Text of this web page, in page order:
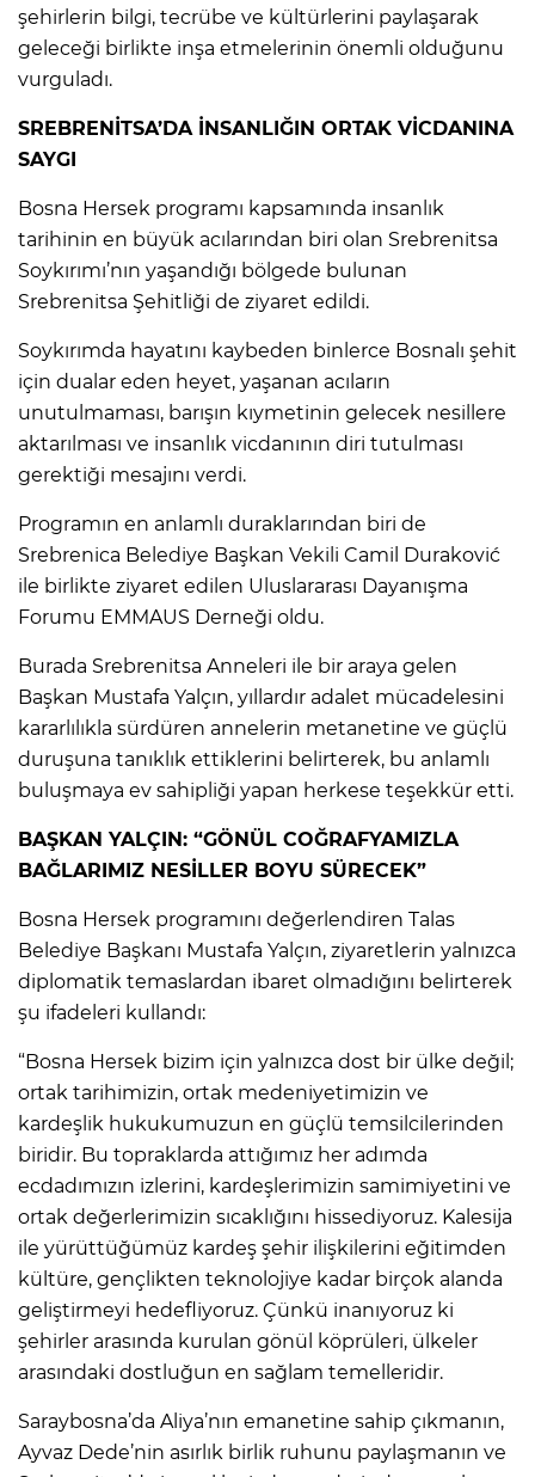
şehirlerin bilgi, tecrübe ve kültürlerini paylaşarak
geleceği birlikte inşa etmelerinin önemli olduğunu
vurguladı.
SREBRENİTSA’DA İNSANLIĞIN ORTAK VİCDANINA
SAYGI
Bosna Hersek programı kapsamında insanlık
tarihinin en büyük acılarından biri olan Srebrenitsa
Soykırımı’nın yaşandığı bölgede bulunan
Srebrenitsa Şehitliği de ziyaret edildi.
Soykırımda hayatını kaybeden binlerce Bosnalı şehit
için dualar eden heyet, yaşanan acıların
unutulmaması, barışın kıymetinin gelecek nesillere
aktarılması ve insanlık vicdanının diri tutulması
gerektiği mesajını verdi.
Programın en anlamlı duraklarından biri de
Srebrenica Belediye Başkan Vekili Camil Duraković
ile birlikte ziyaret edilen Uluslararası Dayanışma
Forumu EMMAUS Derneği oldu.
Burada Srebrenitsa Anneleri ile bir araya gelen
Başkan Mustafa Yalçın, yıllardır adalet mücadelesini
kararlılıkla sürdüren annelerin metanetine ve güçlü
duruşuna tanıklık ettiklerini belirterek, bu anlamlı
buluşmaya ev sahipliği yapan herkese teşekkür etti.
BAŞKAN YALÇIN: “GÖNÜL COĞRAFYAMIZLA
BAĞLARIMIZ NESİLLER BOYU SÜRECEK”
Bosna Hersek programını değerlendiren Talas
Belediye Başkanı Mustafa Yalçın, ziyaretlerin yalnızca
diplomatik temaslardan ibaret olmadığını belirterek
şu ifadeleri kullandı:
“Bosna Hersek bizim için yalnızca dost bir ülke değil;
ortak tarihimizin, ortak medeniyetimizin ve
kardeşlik hukukumuzun en güçlü temsilcilerinden
biridir. Bu topraklarda attığımız her adımda
ecdadımızın izlerini, kardeşlerimizin samimiyetini ve
ortak değerlerimizin sıcaklığını hissediyoruz. Kalesija
ile yürüttüğümüz kardeş şehir ilişkilerini eğitimden
kültüre, gençlikten teknolojiye kadar birçok alanda
geliştirmeyi hedefliyoruz. Çünkü inanıyoruz ki
şehirler arasında kurulan gönül köprüleri, ülkeler
arasındaki dostluğun en sağlam temelleridir.
Saraybosna’da Aliya’nın emanetine sahip çıkmanın,
Ayvaz Dede’nin asırlık birlik ruhunu paylaşmanın ve